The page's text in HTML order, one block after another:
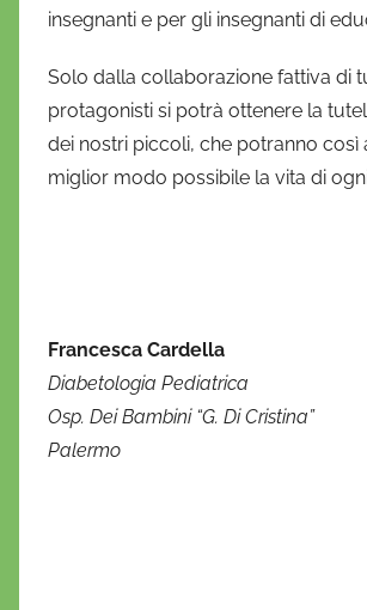
insegnanti e per gli insegnanti di
Solo dalla collaborazione fattiva di
protagonisti si potrà ottenere la
dei nostri piccoli, che potranno così
miglior modo possibile la vita di
Francesca Cardella
Diabetologia Pediatrica
Osp. Dei Bambini “G. Di Cristina”
Palermo